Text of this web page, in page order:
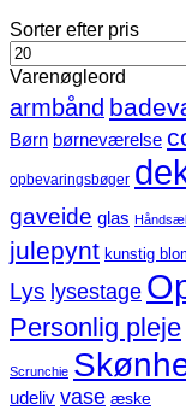
Sorter efter pris
Mindste
pris
Varenøgleord
armbånd
Børn børneværelse
opbevaringsbøger
gaveide glas
julepynt kunstig
Lys lysestage
Personlig pleje
Scrunchie
udeliv vase æske